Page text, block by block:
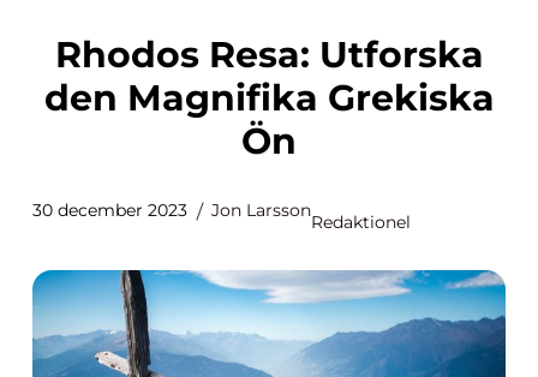
Rhodos Resa: Utforska
den Magnifika Grekiska
Ön
30 december 2023 Jon Larsson
Redaktionel